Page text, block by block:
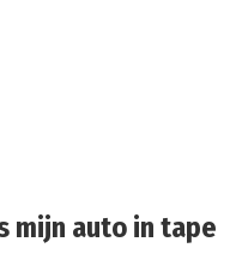
mijn auto in tape